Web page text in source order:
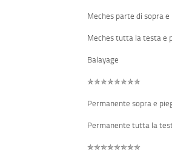
Meches parte di sopra e
Meches tutta la testa e
Balayage
✯✯✯✯✯✯✯✯
Permanente sopra e
Permanente tutta la
✯✯✯✯✯✯✯✯